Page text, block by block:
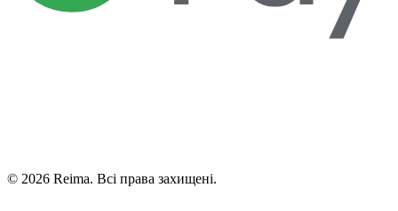
© 2026 Reima. Всі права захищені.